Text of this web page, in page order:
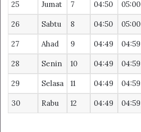
25 Jumat 7 04:50 05:00
26 Sabtu 8 04:50 05:00
27 Ahad 9 04:49 04:59
28 Senin 10 04:49 04:59
29 Selasa 11 04:49 04:59
30 Rabu 12 04:49 04:59